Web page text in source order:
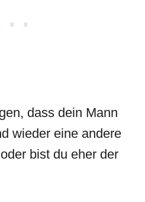
dass dein Mann
wieder eine andere
bist du eher der